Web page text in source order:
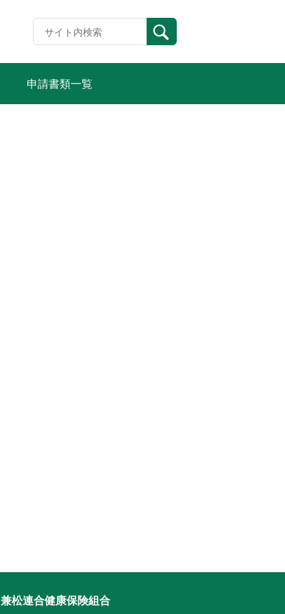
申請書類一覧
兼松連合健康保険組合